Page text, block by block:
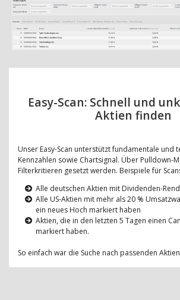
Easy-Scan: Schnell und
Aktien finden
Unser Easy-Scan unterstützt fundamentale und
Kennzahlen sowie Chartsignal. Über Pulldown-
Filterkritieren gesetzt werden. Beispiele für
Alle deutschen Aktien mit Dividenden-
Alle US-Aktien mit mehr als 20 %
ein neues Hoch markiert haben
Aktien, die in den letzten 5 Tagen einen
markiert haben.
So einfach war die Suche nach passenden